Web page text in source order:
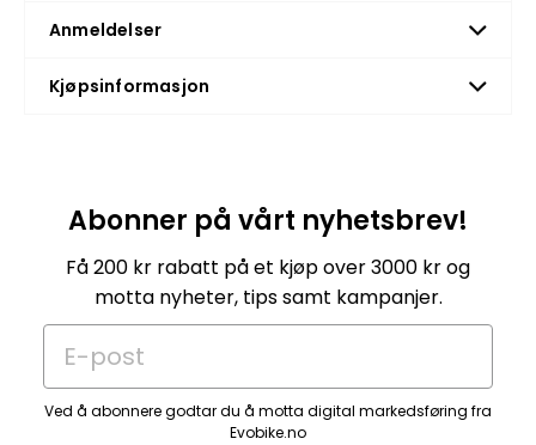
Anmeldelser
Kjøpsinformasjon
Abonner på vårt nyhetsbrev!
Få 200 kr rabatt på et kjøp over 3000 kr og
motta nyheter, tips samt kampanjer.
E-post
Ved å abonnere godtar du å motta digital markedsføring fra
Evobike.no